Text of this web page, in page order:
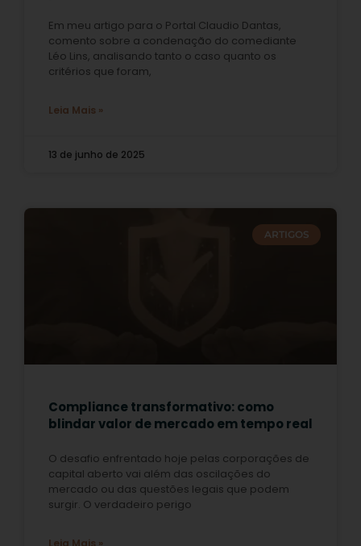
Em meu artigo para o Portal Claudio Dantas,
comento sobre a condenação do comediante
Léo Lins, analisando tanto o caso quanto os
critérios que foram,
Leia Mais »
13 de junho de 2025
ARTIGOS
Compliance transformativo: como
blindar valor de mercado em tempo real
O desafio enfrentado hoje pelas corporações de
capital aberto vai além das oscilações do
mercado ou das questões legais que podem
surgir. O verdadeiro perigo
Leia Mais »